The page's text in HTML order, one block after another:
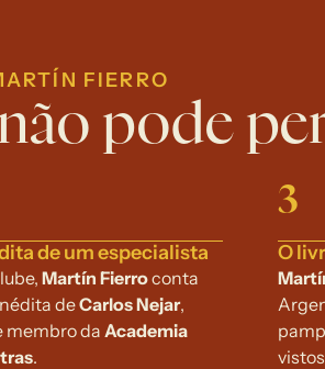
FIERRO
pode
de um especialista
Martín Fierro conta
de Carlos Nejar,
membro da Academia
.
3
O